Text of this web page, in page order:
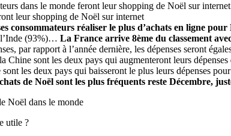
dans le monde feront leur shopping de Noël sur
leur shopping de Noël sur internet
consommateurs réaliser le plus d’achats en ligne pour
(93%)… La France arrive 8ème du classement
par rapport à l’année dernière, les dépenses seront
Chine sont les deux pays qui augmenteront leurs
les deux pays qui baisseront le plus leurs dépenses
de Noël sont les plus fréquents reste Décembre,
utile ?